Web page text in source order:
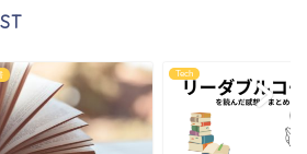
Tech